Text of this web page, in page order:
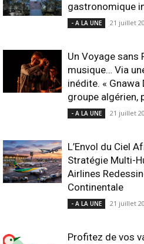
gastronomique
- A LA UNE 21 juillet
Un Voyage sans
musique… Via
inédite. «
groupe algérien,
- A LA UNE 21 juillet
L’Envol du Ciel
Stratégie Multi-
Airlines
Continentale
- A LA UNE 21 juillet
Profitez de vos